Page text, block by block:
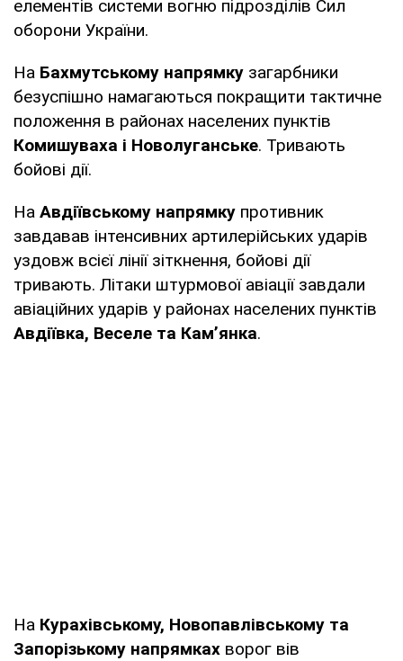
елементів системи вогню підрозділів Сил
оборони України.
На Бахмутському напрямку загарбники
безуспішно намагаються покращити тактичне
положення в районах населених пунктів
Комишуваха і Новолуганське. Тривають
бойові дії.
На Авдіївському напрямку противник
завдавав інтенсивних артилерійських ударів
уздовж всієї лінії зіткнення, бойові дії
тривають. Літаки штурмової авіації завдали
авіаційних ударів у районах населених пунктів
Авдіївка, Веселе та Кам’янка.
На Курахівському, Новопавлівському та
Запорізькому напрямках ворог вів